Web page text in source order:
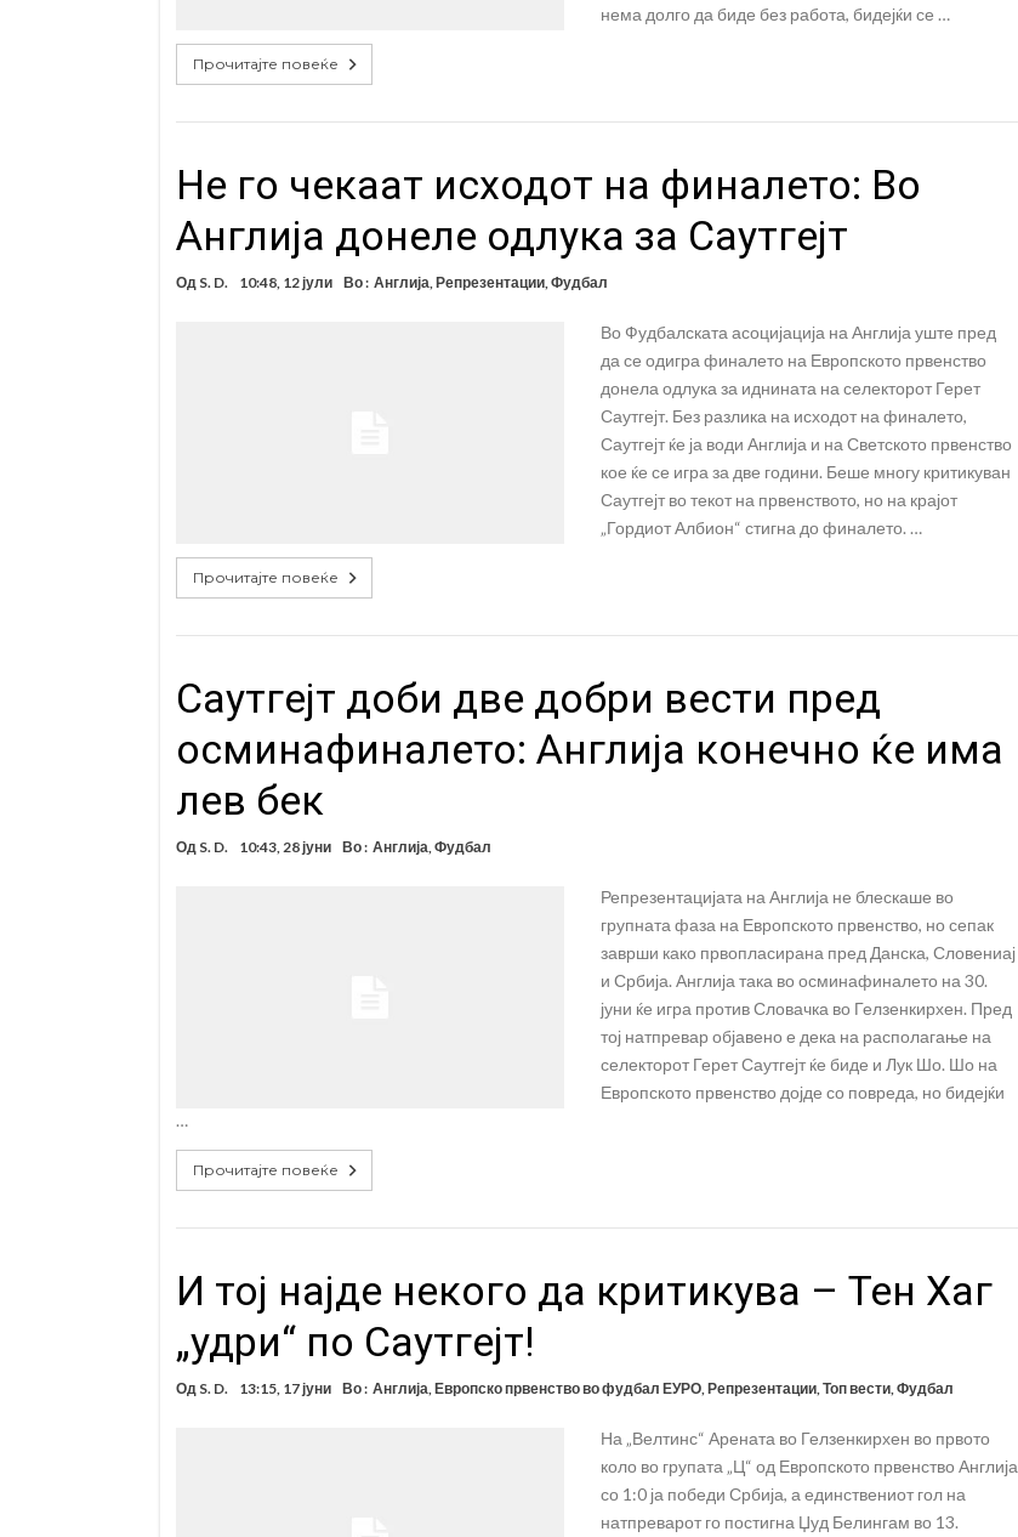
нема долго да биде без работа, бидејќи се …
Прочитајте повеќе
Не го чекаат исходот на финалето: Во
Англија донеле одлука за Саутгејт
Од S. D. 10:48, 12 јули Во : Англија Репрезентации, Фудбал
Во Фудбалската асоцијација на Англија уште пред
да се одигра финалето на Европското првенство
донела одлука за иднината на селекторот Герет
Саутгејт. Без разлика на исходот на финалето,
Саутгејт ќе ја води Англија и на Светското првенство
кое ќе се игра за две години. Беше многу критикуван
Саутгејт во текот на првенството, но на крајот
„Гордиот Албион“ стигна до финалето. …
Прочитајте повеќе
Саутгејт доби две добри вести пред
осминафиналето: Англија конечно ќе има
лев бек
Од S. D. 10:43, 28 јуни Во : Англија Фудбал
Репрезентацијата на Англија не блескаше во
групната фаза на Европското првенство, но сепак
заврши како првопласирана пред Данска, Словениај
и Србија. Англија така во осминафиналето на 30.
јуни ќе игра против Словачка во Гелзенкирхен. Пред
тој натпревар објавено е дека на располагање на
селекторот Герет Саутгејт ќе биде и Лук Шо. Шо на
Европското првенство дојде со повреда, но бидејќи
…
Прочитајте повеќе
И тој најде некого да критикува – Тен Хаг
„удри“ по Саутгејт!
Од S. D. 13:15, 17 јуни Во : Англија Европско првенство во фудбал ЕУРО, Репрезентации, Топ вести, Фудбал
На „Велтинс“ Арената во Гелзенкирхен во првото
коло во групата „Ц“ од Европското првенство Англија
со 1:0 ја победи Србија, а единствениот гол на
натпреварот го постигна Џуд Белингам во 13.